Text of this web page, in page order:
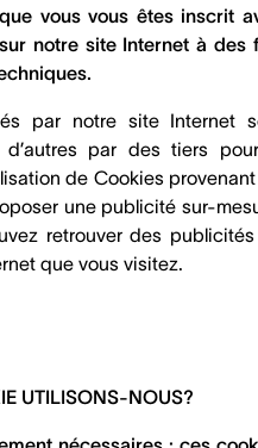
vous vous êtes inscrit
notre site Internet à des
par notre site Internet
par des tiers
de Cookies
une publicité sur-
retrouver des
que vous visitez.
UTILISONS-NOUS?